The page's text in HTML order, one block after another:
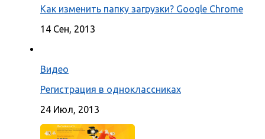
Как изменить папку загрузки? Google Chrome
14 Сен, 2013
Видео
Регистрация в одноклассниках
24 Июл, 2013